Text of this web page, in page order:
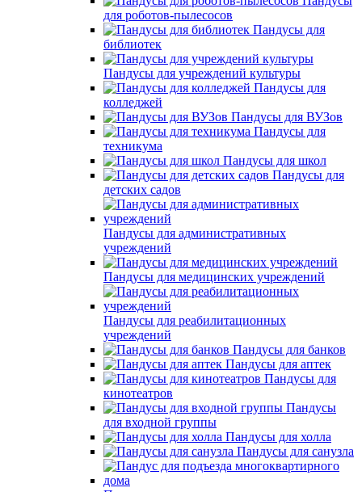
для роботов-пылесосов
Пандусы для
библиотек
Пандусы для учреждений культуры
Пандусы для
колледжей
Пандусы для ВУЗов
Пандусы для
техникума
Пандусы для школ
Пандусы для
детских садов
Пандусы для административных
учреждений
Пандусы для медицинских учреждений
Пандусы для реабилитационных
учреждений
Пандусы для банков
Пандусы для аптек
Пандусы для
кинотеатров
Пандусы
для входной группы
Пандусы для холла
Пандусы для санузла